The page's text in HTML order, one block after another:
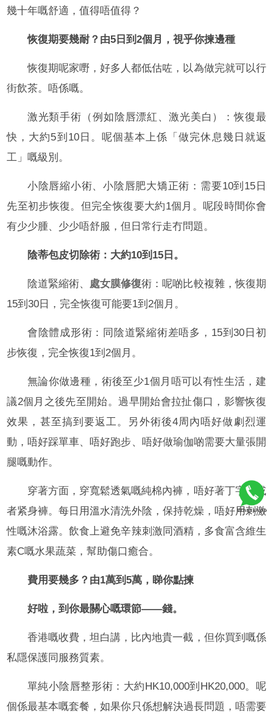
幾十年嘅舒適，值得唔值得？
恢復期要幾耐？由5日到2個月，視乎你揀邊種
恢復期呢家嘢，好多人都低估咗，以為做完就可以行
街飲茶。唔係嘅。
激光類手術（例如陰唇漂紅、激光美白）：恢復最
快，大約5到10日。呢個基本上係「做完休息幾日就返
工」嘅級別。
小陰唇縮小術、小陰唇肥大矯正術：需要10到15日
先至初步恢復。但完全恢復要大約1個月。呢段時間你會
有少少腫、少少唔舒服，但日常行走冇問題。
陰蒂包皮切除術：大約10到15日。
陰道緊縮術、 處女膜修復術：呢啲比較複雜，恢復期
15到30日，完全恢復可能要1到2個月。
會陰體成形術：同陰道緊縮術差唔多，15到30日初
步恢復，完全恢復1到2個月。
無論你做邊種，術後至少1個月唔可以有性生活，建
議2個月之後先至開始。過早開始會拉扯傷口，影響恢復
效果，甚至搞到要返工。另外術後4周內唔好做劇烈運
動，唔好踩單車、唔好跑步、唔好做瑜伽啲需要大量張開
腿嘅動作。
穿著方面，穿寬鬆透氣嘅純棉內褲，唔好著丁字褲或
者紧身褲。每日用溫水清洗外陰，保持乾燥，唔好用刺激
性嘅沐浴露。飲食上避免辛辣刺激同酒精，多食富含維生
素C嘅水果蔬菜，幫助傷口癒合。
費用要幾多？由1萬到5萬，睇你點揀
好啦，到你最關心嘅環節——錢。
香港嘅收費，坦白講，比內地貴一截，但你買到嘅係
私隱保護同服務質素。
單純小陰唇整形術：大約HK10,000到HK20,000。呢
個係最基本嘅套餐，如果你只係想解決過長問題，唔需要